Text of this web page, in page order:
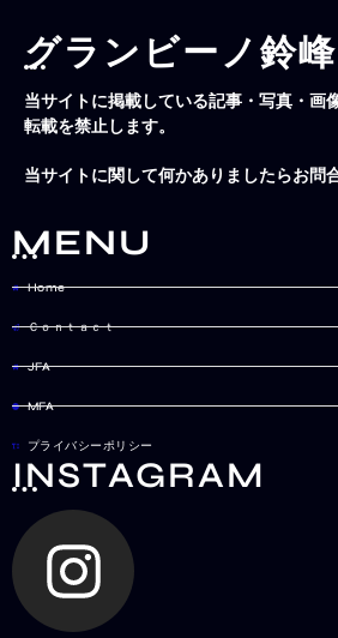
グランビーノ鈴
当サイトに掲載している記事・写真・画
転載を禁止します。
当サイトに関して何かありましたらお問
MENU
Home
Ｃｏｎｔａｃｔ
JFA
MFA
プライバシーポリシー
INSTAGRAM